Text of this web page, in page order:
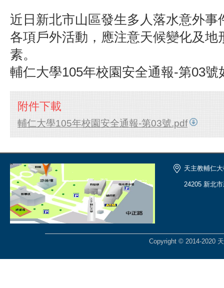
近日新北市山區發生多人落水意外事
各項戶外活動，應注意天候變化及地
素。
輔仁大學105年校園安全通報-第03號
附件下載
輔仁大學105年校園安全通報-第03號.pdf
天主教輔仁
24205 新北
Copyright © 2014-2020